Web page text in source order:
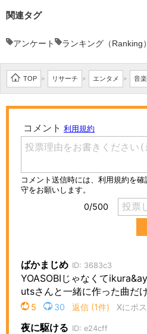
関連タグ
アンケート ランキング（Ranking）
TOP > リサーチ > エンタメ > 音楽